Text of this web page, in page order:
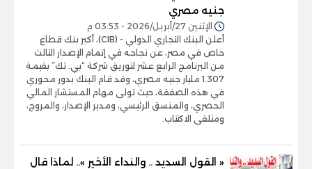
جنيه مصري
الإثنين 27/أبريل/2026 - 03:53 م
أعلن البنك التجاري الدولي - (CIB)، أكبر بنك قطاع
خاص في مصر، عن نجاحه في إتمام الإصدار الثالث
من البرنامج الرابع عشر لتوريق شركة “بي. تك” بقيمة
1.307 مليار جنيه مصري، وقد قام البنك بدور محوري
في هذه الصفقة، حيث تولى مهام المستشار المالي
الحصري، والمنسق الرئيسي، ومدير الإصدار، والمروج،
ومتلقى الاكتتاب.
« القول السديد .. والنداء الأخير ».. لماذا قال